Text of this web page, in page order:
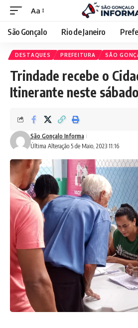
Aa
São Gonçalo Rio de Janeiro
DESTAQUES PREFEITURA SÃO
Trindade recebe o
Itinerante neste sábado
Última Alteração 5 de Maio, 2023 11:16
São Gonçalo Informa